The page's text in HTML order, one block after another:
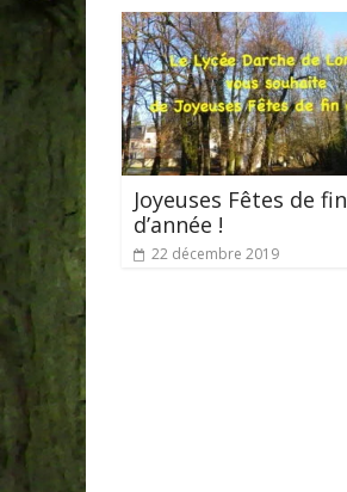
Joyeuses Fêtes de fin
d’année !
22 décembre 2019